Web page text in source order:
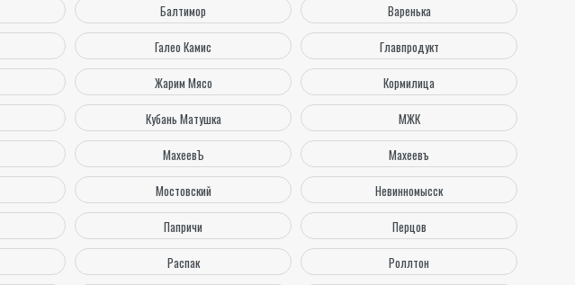
Балтимор
Варенька
Галео Камис
Главпродукт
Жарим Мясо
Кормилица
Кубань Матушка
МЖК
МахеевЪ
Махеевъ
Мостовский
Невинномысск
Папричи
Перцов
Распак
Роллтон